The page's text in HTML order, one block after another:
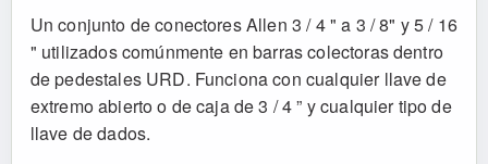
Un conjunto de conectores Allen 3 / 4 " a 3 / 8" y 5 / 16
" utilizados comúnmente en barras colectoras dentro
de pedestales URD. Funciona con cualquier llave de
extremo abierto o de caja de 3 / 4 ” y cualquier tipo de
llave de dados.